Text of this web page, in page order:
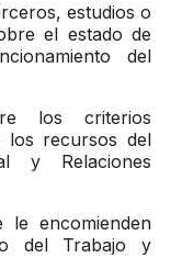
estudios o
el estado de
del
los criterios
los recursos del
y Relaciones
encomienden
del Trabajo y